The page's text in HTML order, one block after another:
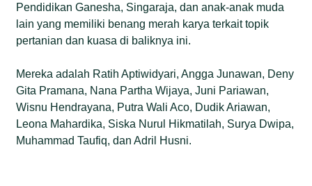
Pendidikan Ganesha, Singaraja, dan anak-anak muda
lain yang memiliki benang merah karya terkait topik
pertanian dan kuasa di baliknya ini.
Mereka adalah Ratih Aptiwidyari, Angga Junawan, Deny
Gita Pramana, Nana Partha Wijaya, Juni Pariawan,
Wisnu Hendrayana, Putra Wali Aco, Dudik Ariawan,
Leona Mahardika, Siska Nurul Hikmatilah, Surya Dwipa,
Muhammad Taufiq, dan Adril Husni.